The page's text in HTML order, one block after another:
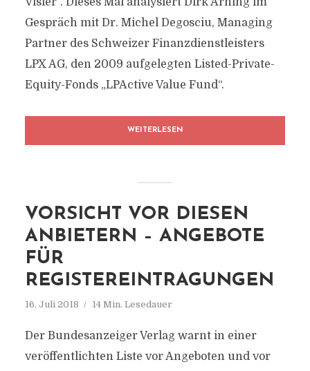
Gespräch mit Dr. Michel Degosciu, Managing
Partner des Schweizer Finanzdienstleisters
LPX AG, den 2009 aufgelegten Listed-Private-
Equity-Fonds „LPActive Value Fund“.
WEITERLESEN
VORSICHT VOR DIESEN
ANBIETERN – ANGEBOTE
FÜR
REGISTEREINTRAGUNGEN
16. Juli 2018 14 Min. Lesedauer
Der Bundesanzeiger Verlag warnt in einer
veröffentlichten Liste vor Angeboten und vor